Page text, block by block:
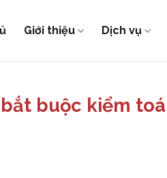
Giới thiệu Dịch vụ
buộc kiểm